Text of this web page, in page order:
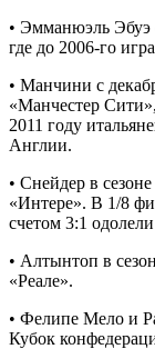
• Эмманюэль Эбуэ
где до 2006-го
• Манчини с
«Манчестер
2011 году
Англии.
• Снейдер в
«Интере». В 1/8
счетом 3:1
• Алтынтоп в
«Реале».
• Фелипе Мело и
Кубок